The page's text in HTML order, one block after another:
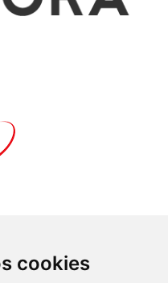
cookies